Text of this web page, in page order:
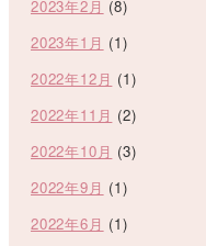
2023年2月 (8)
2023年1月 (1)
2022年12月 (1)
2022年11月 (2)
2022年10月 (3)
2022年9月 (1)
2022年6月 (1)